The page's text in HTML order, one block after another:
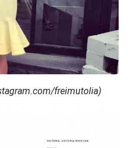
freimutolia)